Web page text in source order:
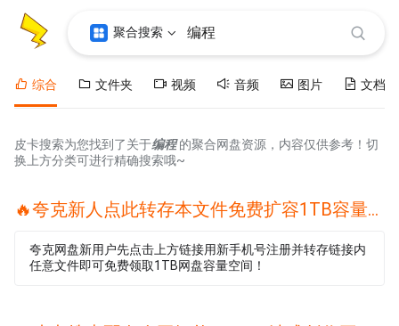
聚合搜索
综合 文件夹 视频 音频 图片 文档
皮卡搜索为您找到了关于编程的聚合网盘资源，内容仅供参考！切
换上方分类可进行精确搜索哦~
🔥夸克新人点此转存本文件免费扩容1TB容量🔥
夸克网盘新用户先点击上方链接用新手机号注册并转存链接内
任意文件即可免费领取1TB网盘容量空间！